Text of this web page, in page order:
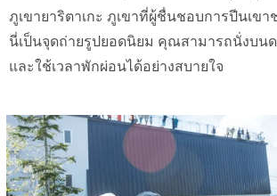
ภูเขายาริตาเกะ ภูเขาที่ผู้ชื่นชอบการปีนเข
นี่เป็นจุดถ่ายรูปยอดนิยม คุณสามารถนั่งบน
และใช้เวลาพักผ่อนได้อย่างสบายใจ